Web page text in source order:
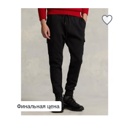
Финальная цена